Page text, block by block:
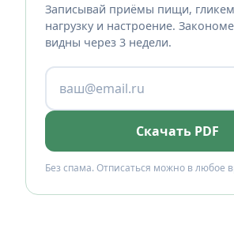
Записывай приёмы пищи,
нагрузку и настроение.
видны через 3 недели.
Скачать PDF
Без спама. Отписаться можно в любое